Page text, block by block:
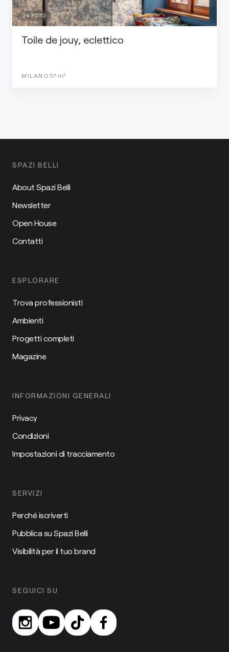
24 FOTO
Toile de jouy, eclettico
MILANO 57 m²
SPAZI BELLI
About Spazi Belli
Newsletter
Open House
Contatti
ESPLORARE
Trova professionisti
Ambienti
Progetti completi
Magazine
INFORMAZIONI GENERALI
Privacy
Condizioni
Impostazioni di tracciamento
SERVIZI
Perché iscriverti
Pubblica su Spazi Belli
Visibilità per il tuo brand
SEGUICI SU